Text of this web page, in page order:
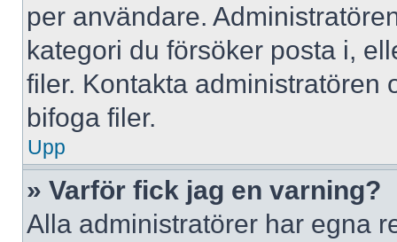
per användare.
kategori du försöker posta i,
filer. Kontakta administratören
bifoga filer.
Upp
» Varför fick jag en varning?
Alla administratörer har egna